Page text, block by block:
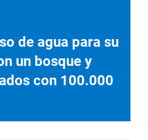
de agua para su
un bosque y
con 100.000